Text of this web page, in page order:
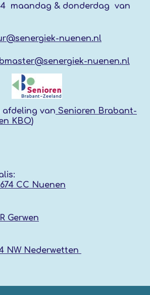
maandag & donderdag van
nuenen.nl
nuenen.nl
afdeling van Senioren Brabant-
KBO)
CC Nuenen
Gerwen
NW Nederwetten